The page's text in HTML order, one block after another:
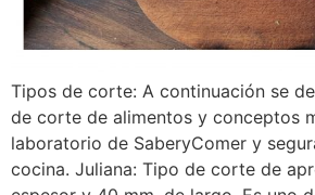
Tipos de corte: A continuación se
de corte de alimentos y conceptos
laboratorio de SaberyComer y
cocina. Juliana: Tipo de corte de